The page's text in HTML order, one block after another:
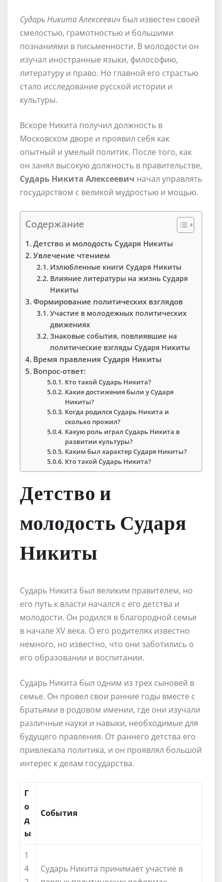
Сударь Никита Алексеевич был известен своей
смелостью, грамотностью и большими
познаниями в письменности. В молодости он
изучал иностранные языки, философию,
литературу и право. Но главной его страстью
стало исследование русской истории и
культуры.
Вскоре Никита получил должность в
Московском дворе и проявил себя как
опытный и умелый политик. После того, как
он занял высокую должность в правительстве,
Сударь Никита Алексеевич начал управлять
государством с великой мудростью и мощью.
Содержание
Детство и молодость Сударя Никиты
Увлечение чтением
Излюбленные книги Сударя Никиты
Влияние литературы на жизнь Сударя
Никиты
Формирование политических взглядов
Участие в молодежных политических
движениях
Знаковые события, повлиявшие на
политические взгляды Сударя Никиты
Время правления Сударя Никиты
Вопрос-ответ:
Кто такой Сударь Никита?
Какие достижения были у Сударя
Никиты?
Когда родился Сударь Никита и
сколько прожил?
Какую роль играл Сударь Никита в
развитии культуры?
Каким был характер Сударя Никиты?
Кто такой Сударь Никита?
Детство и
молодость Сударя
Никиты
Сударь Никита был великим правителем, но
его путь к власти начался с его детства и
молодости. Он родился в благородной семье
в начале XV века. О его родителях известно
немного, но известно, что они заботились о
его образовании и воспитании.
Сударь Никита был одним из трех сыновей в
семье. Он провел свои ранние годы вместе с
братьями в родовом имении, где они изучали
различные науки и навыки, необходимые для
будущего правления. От раннего детства его
привлекала политика, и он проявлял большой
интерес к делам государства.
Г
о
д
ы
События
1
4
Сударь Никита принимает участие в